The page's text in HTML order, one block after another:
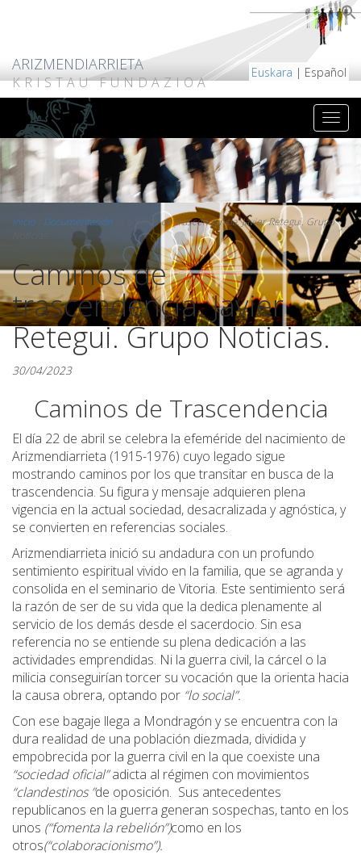
ARIZMENDIARRIETA
KRISTAU FUNDAZIOA
Euskara | Español
Inicio/ Documentación
Caminos de trascendencia. Javier Retegui. Grupo
Caminos de
trascendencia. Javier
Retegui. Grupo Noticias.
30/04/2023
Caminos de Trascendencia
El día 22 de abril se celebra la efeméride del nacimiento de
Arizmendiarrieta (1915-1976) cuyo legado sigue
mostrando caminos por los que transitar en busca de la
trascendencia. Su figura y mensaje adquieren plena
vigencia en la actual sociedad, desacralizada y agnóstica, y
se convierten en referencias sociales.
Arizmendiarrieta inició su andadura con un profundo
sentimiento espiritual vivido en la familia, que se agranda y
consolida en el seminario de Vitoria. Este sentimiento será
la razón de ser de su vida que la dedica plenamente al
servicio de los demás desde el sacerdocio. Sin esa
referencia no se entiende su plena dedicación a las
actividades emprendidas. Ni la guerra civil, la cárcel o la
milicia conseguirían torcer su vocación que la orienta hacia
la causa obrera, optando por “lo social”.
Con ese bagaje llega a Mondragón y se encuentra con la
dura realidad de una población diezmada, dividida y
empobrecida por la guerra civil en la que coexiste una
“sociedad oficial”adicta al régimen con movimientos
“clandestinos ”de oposición. Sus antecedentes
republicanos en la guerra generan sospechas, tanto en los
unos (“fomenta la rebelión”)como en los
otros(“colaboracionismo”).